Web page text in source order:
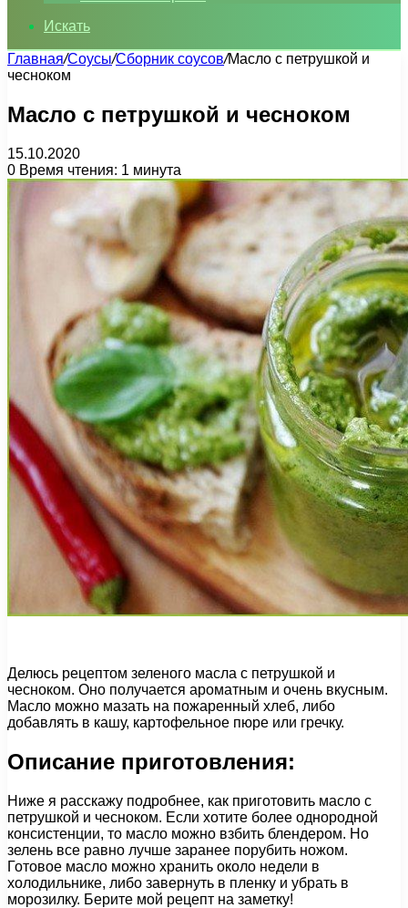
Искать
Главная/Соусы/Сборник соусов/Масло с петрушкой и
чесноком
Масло с петрушкой и чесноком
15.10.2020
0 Время чтения: 1 минута
Делюсь рецептом зеленого масла с петрушкой и
чесноком. Оно получается ароматным и очень вкусным.
Масло можно мазать на пожаренный хлеб, либо
добавлять в кашу, картофельное пюре или гречку.
Описание приготовления:
Ниже я расскажу подробнее, как приготовить масло с
петрушкой и чесноком. Если хотите более однородной
консистенции, то масло можно взбить блендером. Но
зелень все равно лучше заранее порубить ножом.
Готовое масло можно хранить около недели в
холодильнике, либо завернуть в пленку и убрать в
морозилку. Берите мой рецепт на заметку!